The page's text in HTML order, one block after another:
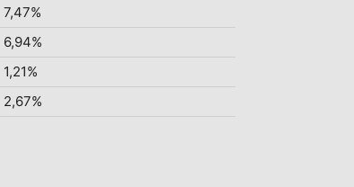
7,47%
6,94%
1,21%
2,67%